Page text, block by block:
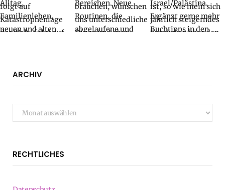
ARCHIV
Archiv
RECHTLICHES